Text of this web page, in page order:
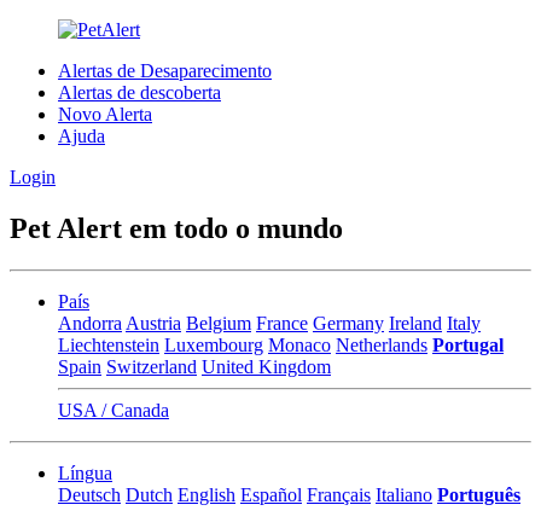
Alertas de Desaparecimento
Alertas de descoberta
Novo Alerta
Ajuda
Login
Pet Alert em todo o mundo
País
Andorra Austria Belgium France Germany Ireland Italy
Liechtenstein Luxembourg Monaco Netherlands Portugal
Spain Switzerland United Kingdom
USA / Canada
Língua
Deutsch Dutch English Español Français Italiano Português